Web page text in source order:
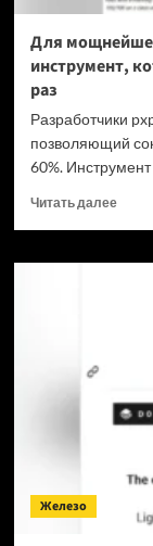
на
Для
инструмент,
раз
Разработчики
позволяющий
60%.
Читать далее
Для
на
Железо